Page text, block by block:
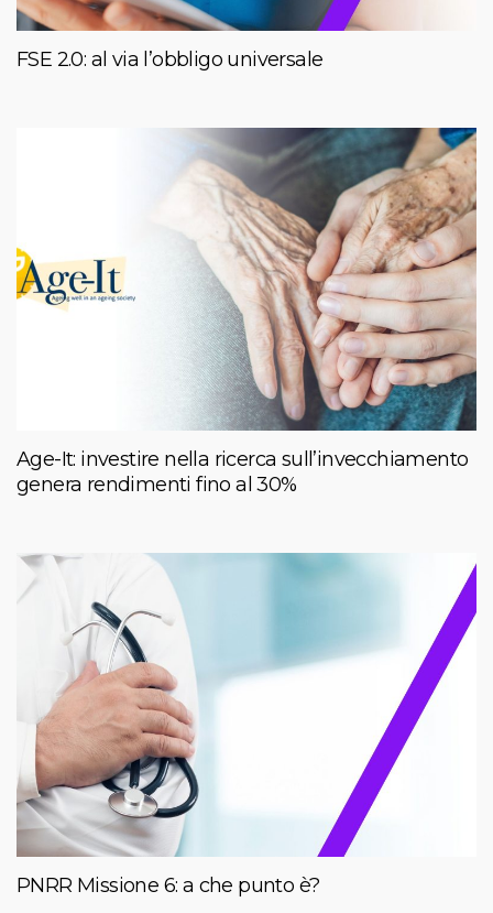
FSE 2.0: al via l’obbligo universale
Age-It: investire nella ricerca sull’invecchiamento
genera rendimenti fino al 30%
PNRR Missione 6: a che punto è?